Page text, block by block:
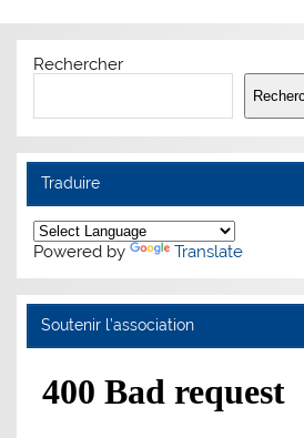
Rechercher
Traduire
Powered by Translate
Soutenir l’association